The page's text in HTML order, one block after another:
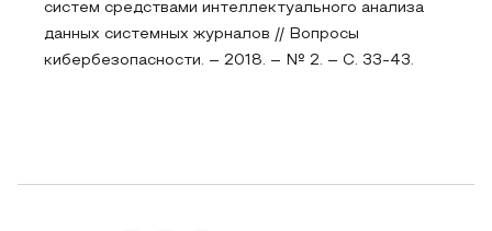
систем средствами интеллектуального анализа
данных системных журналов // Вопросы
кибербезопасности. – 2018. – № 2. – С. 33-43.